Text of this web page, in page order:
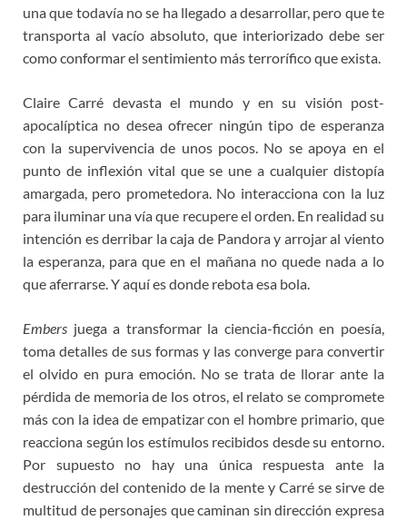
una que todavía no se ha llegado a desarrollar, pero que te
transporta al vacío absoluto, que interiorizado debe ser
como conformar el sentimiento más terrorífico que exista.
Claire Carré devasta el mundo y en su visión post-
apocalíptica no desea ofrecer ningún tipo de esperanza
con la supervivencia de unos pocos. No se apoya en el
punto de inflexión vital que se une a cualquier distopía
amargada, pero prometedora. No interacciona con la luz
para iluminar una vía que recupere el orden. En realidad su
intención es derribar la caja de Pandora y arrojar al viento
la esperanza, para que en el mañana no quede nada a lo
que aferrarse. Y aquí es donde rebota esa bola.
Embers juega a transformar la ciencia-ficción en poesía,
toma detalles de sus formas y las converge para convertir
el olvido en pura emoción. No se trata de llorar ante la
pérdida de memoria de los otros, el relato se compromete
más con la idea de empatizar con el hombre primario, que
reacciona según los estímulos recibidos desde su entorno.
Por supuesto no hay una única respuesta ante la
destrucción del contenido de la mente y Carré se sirve de
multitud de personajes que caminan sin dirección expresa